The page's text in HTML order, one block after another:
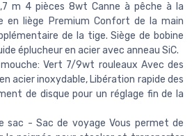
m 4 pièces 8wt Canne à pêche à la
en liège Premium Confort de la main
de la tige. Siège de bobine
éplucheur en acier avec anneau SiC.
Vert 7/9wt rouleaux Avec des
acier inoxydable, Libération rapide des
de disque pour un réglage fin de la
sac - Sac de voyage Vous permet de